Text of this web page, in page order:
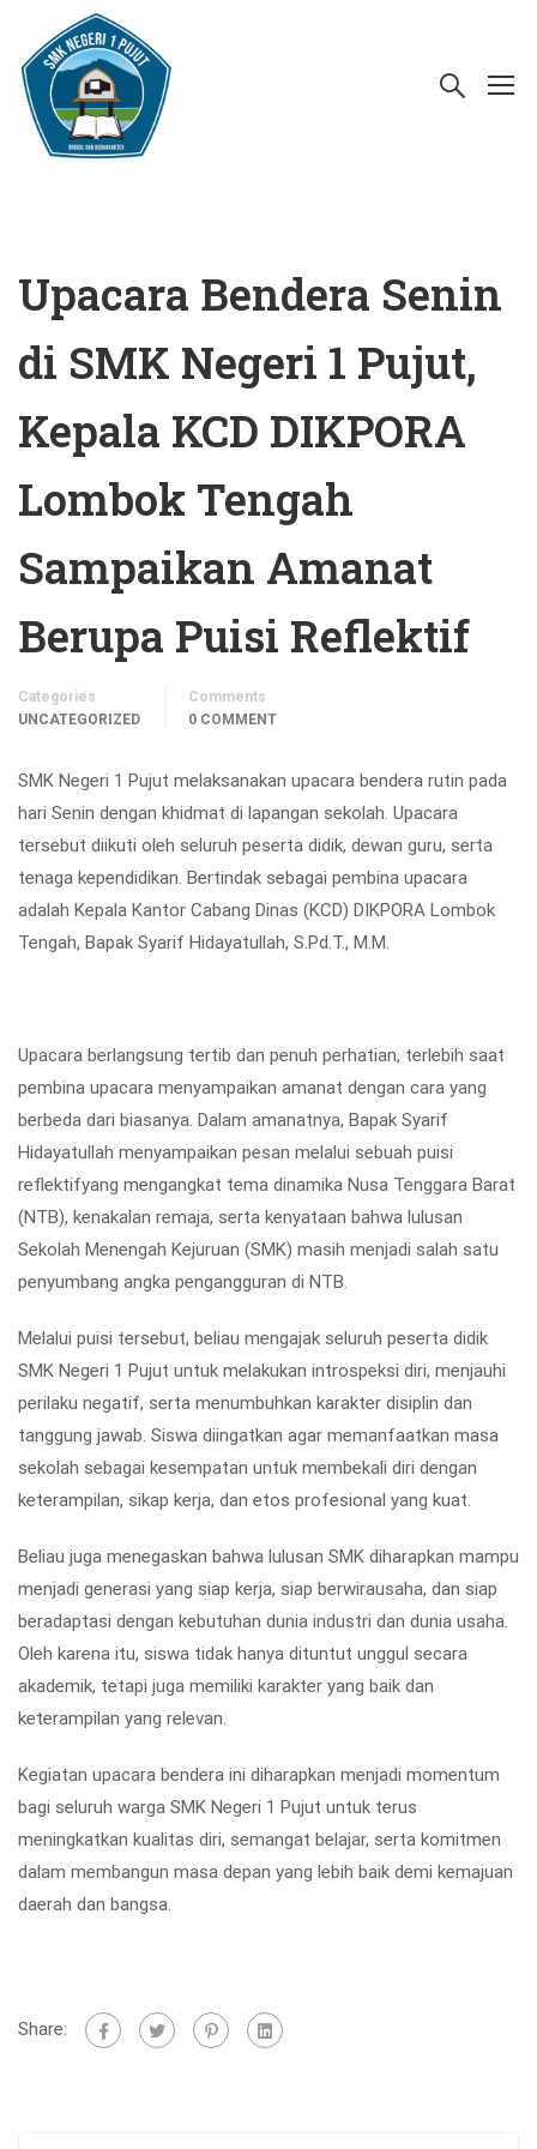
Upacara Bendera Senin
di SMK Negeri 1 Pujut,
Kepala KCD DIKPORA
Lombok Tengah
Sampaikan Amanat
Berupa Puisi Reflektif
Categories
UNCATEGORIZED
Comments
0 COMMENT
SMK Negeri 1 Pujut melaksanakan upacara bendera rutin pada
hari Senin dengan khidmat di lapangan sekolah. Upacara
tersebut diikuti oleh seluruh peserta didik, dewan guru, serta
tenaga kependidikan. Bertindak sebagai pembina upacara
adalah Kepala Kantor Cabang Dinas (KCD) DIKPORA Lombok
Tengah, Bapak Syarif Hidayatullah, S.Pd.T., M.M.
Upacara berlangsung tertib dan penuh perhatian, terlebih saat
pembina upacara menyampaikan amanat dengan cara yang
berbeda dari biasanya. Dalam amanatnya, Bapak Syarif
Hidayatullah menyampaikan pesan melalui sebuah puisi
reflektifyang mengangkat tema dinamika Nusa Tenggara Barat
(NTB), kenakalan remaja, serta kenyataan bahwa lulusan
Sekolah Menengah Kejuruan (SMK) masih menjadi salah satu
penyumbang angka pengangguran di NTB.
Melalui puisi tersebut, beliau mengajak seluruh peserta didik
SMK Negeri 1 Pujut untuk melakukan introspeksi diri, menjauhi
perilaku negatif, serta menumbuhkan karakter disiplin dan
tanggung jawab. Siswa diingatkan agar memanfaatkan masa
sekolah sebagai kesempatan untuk membekali diri dengan
keterampilan, sikap kerja, dan etos profesional yang kuat.
Beliau juga menegaskan bahwa lulusan SMK diharapkan mampu
menjadi generasi yang siap kerja, siap berwirausaha, dan siap
beradaptasi dengan kebutuhan dunia industri dan dunia usaha.
Oleh karena itu, siswa tidak hanya dituntut unggul secara
akademik, tetapi juga memiliki karakter yang baik dan
keterampilan yang relevan.
Kegiatan upacara bendera ini diharapkan menjadi momentum
bagi seluruh warga SMK Negeri 1 Pujut untuk terus
meningkatkan kualitas diri, semangat belajar, serta komitmen
dalam membangun masa depan yang lebih baik demi kemajuan
daerah dan bangsa.
Share: